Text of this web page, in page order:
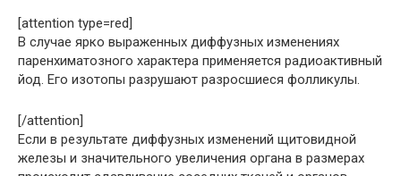
[attention type=red]
В случае ярко выраженных диффузных изменениях
паренхиматозного характера применяется радиоактивный
йод. Его изотопы разрушают разросшиеся фолликулы.
[/attention]
Если в результате диффузных изменений щитовидной
железы и значительного увеличения органа в размерах